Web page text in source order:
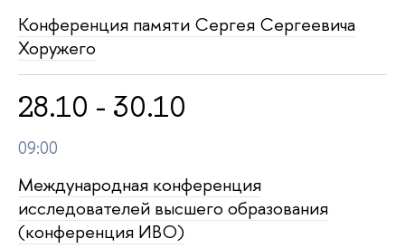
Конференция памяти Сергея Сергеевича
Хоружего
28.10 - 30.10
09:00
Международная конференция
исследователей высшего образования
(конференция ИВО)